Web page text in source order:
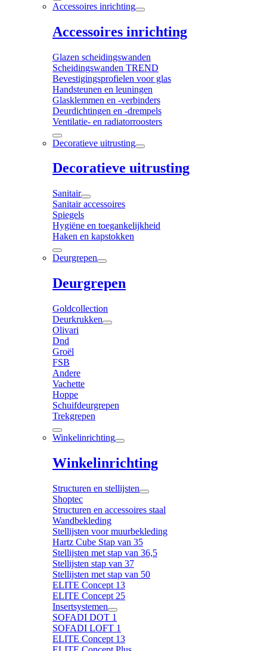
Accessoires inrichting
Accessoires inrichting
Glazen scheidingswanden
Scheidingswanden TREND
Bevestigingsprofielen voor glas
Handsteunen en leuningen
Glasklemmen en -verbinders
Deurdichtingen en -drempels
Ventilatie- en radiatorroosters
Decoratieve uitrusting
Decoratieve uitrusting
Sanitair
Sanitair accessoires
Spiegels
Hygiëne en toegankelijkheid
Haken en kapstokken
Deurgrepen
Deurgrepen
Goldcollection
Deurkrukken
Olivari
Dnd
Groël
FSB
Andere
Vachette
Hoppe
Schuifdeurgrepen
Trekgrepen
Winkelinrichting
Winkelinrichting
Structuren en stellijsten
Shoptec
Structuren en accessoires staal
Wandbekleding
Stellijsten voor muurbekleding
Hartz Cube Stap van 35
Stellijsten met stap van 36,5
Stellijsten stap van 37
Stellijsten met stap van 50
ELITE Concept 13
ELITE Concept 25
Insertsystemen
SOFADI DOT 1
SOFADI LOFT 1
ELITE Concept 13